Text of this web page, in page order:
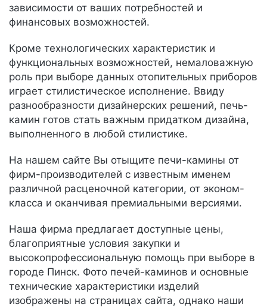
зависимости от ваших потребностей и
финансовых возможностей.
Кроме технологических характеристик и
функциональных возможностей, немаловажную
роль при выборе данных отопительных приборов
играет стилистическое исполнение. Ввиду
разнообразности дизайнерских решений, печь-
камин готов стать важным придатком дизайна,
выполненного в любой стилистике.
На нашем сайте Вы отыщите печи-камины от
фирм-производителей с известным именем
различной расценочной категории, от эконом-
класса и оканчивая премиальными версиями.
Наша фирма предлагает доступные цены,
благоприятные условия закупки и
высокопрофессиональную помощь при выборе в
городе Пинск. Фото печей-каминов и основные
технические характеристики изделий
изображены на страницах сайта, однако наши